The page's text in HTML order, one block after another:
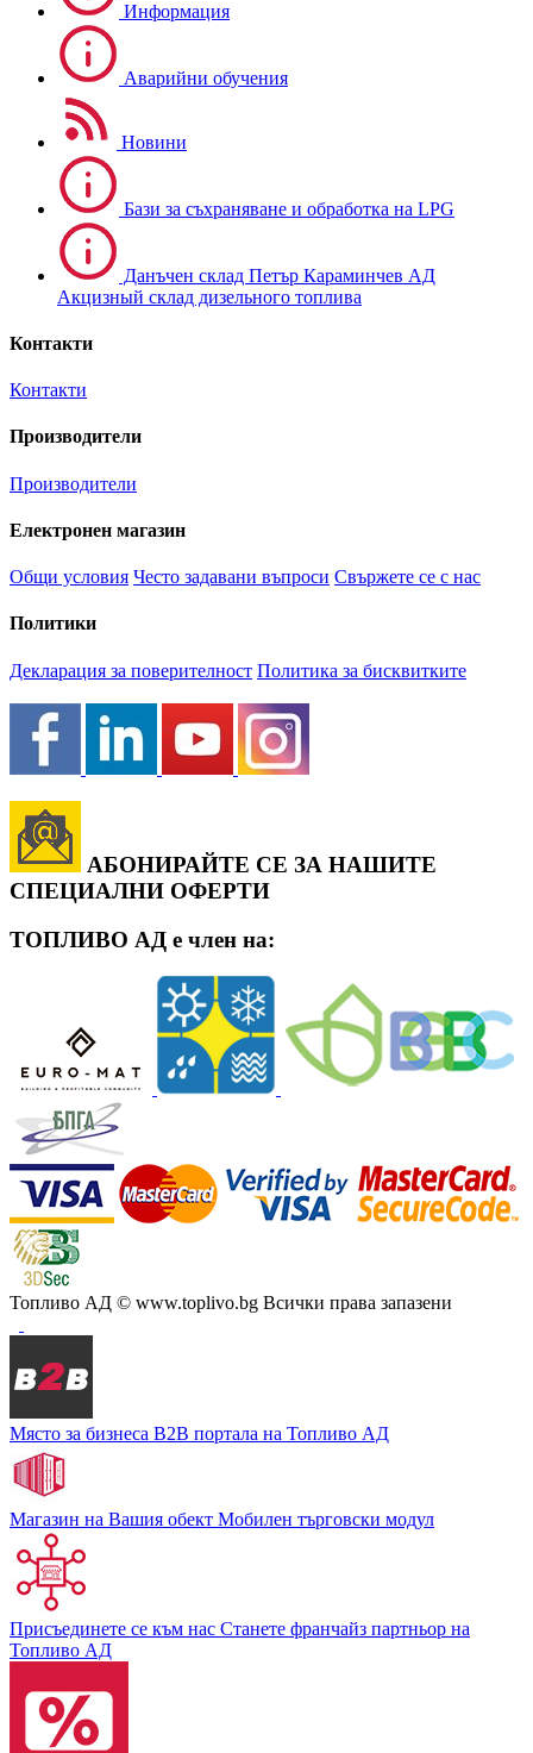
Информация
Аварийни обучения
Новини
Бази за съхраняване и обработка на LPG
Данъчен склад Петър Караминчев АД
Акцизный склад дизельного топлива
Контакти
Контакти
Производители
Производители
Електронен магазин
Общи условия Често задавани въпроси Свържете се с нас
Политики
Декларация за поверителност Политика за бисквитките
АБОНИРАЙТЕ СЕ ЗА НАШИТЕ
СПЕЦИАЛНИ ОФЕРТИ
ТОПЛИВО АД е член на:
Топливо АД © www.toplivo.bg Всички права запазени
Място за бизнеса В2В портала на Топливо АД
Магазин на Вашия обект Мобилен търговски модул
Присъединете се към нас Станете франчайз партньор на
Топливо АД